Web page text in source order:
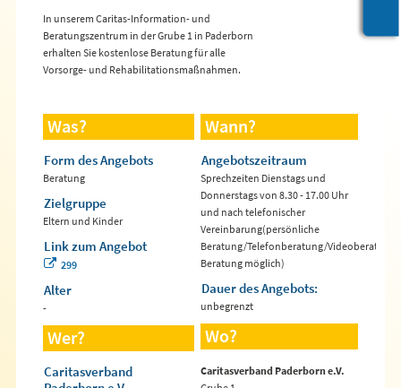
In unserem Caritas-Information- und
Beratungszentrum in der Grube 1 in Paderborn
erhalten Sie kostenlose Beratung für alle
Vorsorge- und Rehabilitationsmaßnahmen.
Was?
Form des Angebots
Beratung
Zielgruppe
Eltern und Kinder
Link zum Angebot
299
Alter
-
Wer?
Caritasverband
Wann?
Angebotszeitraum
Sprechzeiten Dienstags und
Donnerstags von 8.30 - 17.00 Uhr
und nach telefonischer
Vereinbarung(persönliche
Beratung/Telefonberatung/
Beratung möglich)
Dauer des Angebots:
unbegrenzt
Wo?
Caritasverband Paderborn e.V.